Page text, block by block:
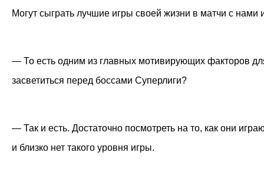
Могут сыграть лучшие игры своей жизни в матчи с нами
— То есть одним из главных мотивирующих факторов
засветиться перед боссами Суперлиги?
— Так и есть. Достаточно посмотреть на то, как они
и близко нет такого уровня игры.